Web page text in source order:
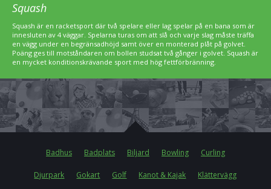
Squash
Squash är en racketsport där två spelare eller lag spelar på en bana som är
innesluten av 4 väggar. Spelarna turas om att slå och varje slag måste träffa
en vägg under en begränsadhöjd samt över en monterad plåt på golvet.
Poäng ges till motståndaren om bollen studsat två gånger i golvet. Squash är
en mycket konditionskrävande sport med hög fettförbränning.
Badhus Badplats Biljard Bowling Curling
Djurpark Gokart Golf Kanot & Kajak Klättervägg